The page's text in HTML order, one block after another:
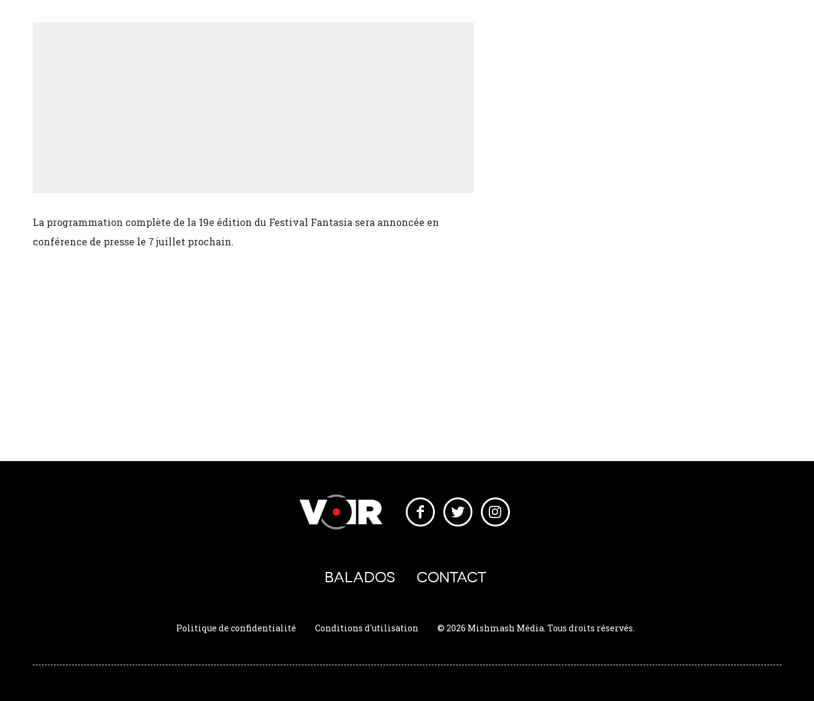
La programmation complète de la 19e édition du Festival Fantasia sera annoncée en
conférence de presse le 7 juillet prochain.
BALADOS CONTACT
Politique de confidentialité Conditions d'utilisation © 2026 Mishmash Média. Tous droits réservés.